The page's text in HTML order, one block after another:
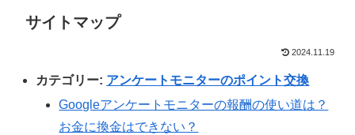
サイトマップ
2024.11.19
カテゴリー: アンケートモニターのポイント交換
Googleアンケートモニターの報酬の使い道は？
お金に換金はできない？